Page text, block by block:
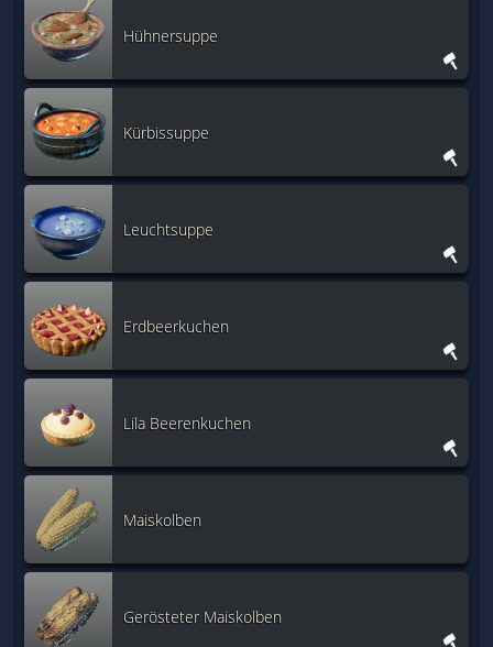
Hühnersuppe
Kürbissuppe
Leuchtsuppe
Erdbeerkuchen
Lila Beerenkuchen
Maiskolben
Gerösteter Maiskolben